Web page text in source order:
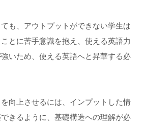
も、アウトプットができない学生は
とに苦手意識を抱え、使える英語力
いため、使える英語へと昇華する必
向上させるには、インプットした情
きるように、基礎構造への理解が必